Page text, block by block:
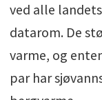
ved alle
datarom. De
varme, og
par har